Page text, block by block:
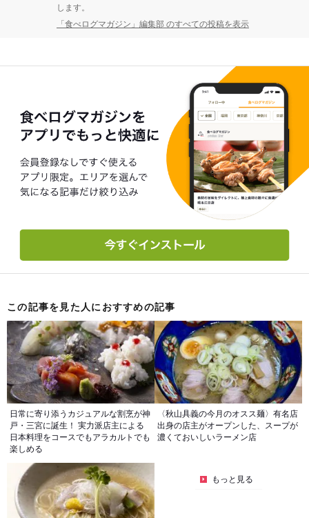
します。
「食べログマガジン」編集部 のすべての投稿を表示
この記事を見た人におすすめの記事
日常に寄り添うカジュアルな割烹が神
戸・三宮に誕生！ 実力派店主による
日本料理をコースでもアラカルトでも
楽しめる
〈秋山具義の今月のオスス麺〉有名店
出身の店主がオープンした、スープが
濃くておいしいラーメン店
もっと見る